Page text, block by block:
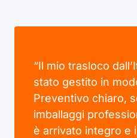
“Il mio trasloco
stato gestito in
Preventivo chiaro,
imballaggi
è arrivato integro e